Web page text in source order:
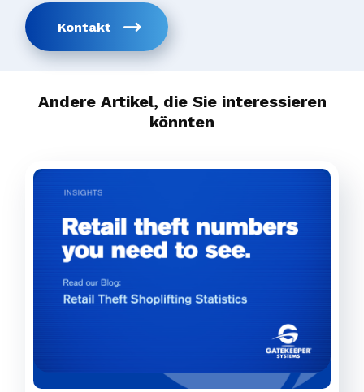
Kontakt
Andere Artikel, die Sie interessieren
könnten